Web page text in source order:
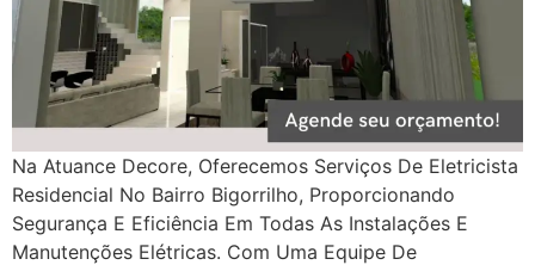
Na Atuance Decore, Oferecemos Serviços De Eletricista
Residencial No Bairro Bigorrilho, Proporcionando
Segurança E Eficiência Em Todas As Instalações E
Manutenções Elétricas. Com Uma Equipe De